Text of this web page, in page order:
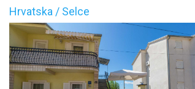
Hrvatska / Selce